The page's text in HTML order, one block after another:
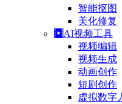
智能抠图
美化修复
AI视频工具
视频编辑
视频生成
动画创作
短剧创作
虚拟数字